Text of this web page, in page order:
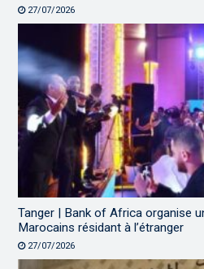
27/07/2026
Tanger | Bank of Africa organise
Marocains résidant à l’étranger
27/07/2026